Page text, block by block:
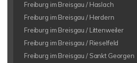
Freiburg im Breisgau / Haslach
Freiburg im Breisgau / Herdern
Freiburg im Breisgau / Littenweiler
Freiburg im Breisgau / Rieselfeld
Freiburg im Breisgau / Sankt Georgen